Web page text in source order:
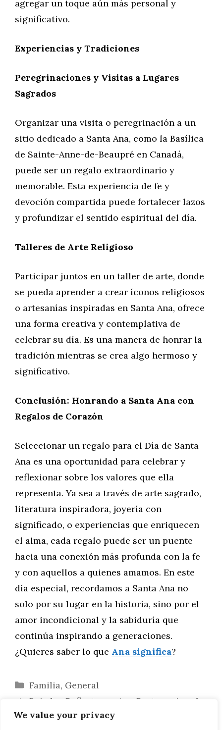
We value your privacy
agregar un toque aún más personal y
significativo.
Experiencias y Tradiciones
Peregrinaciones y Visitas a Lugares
Sagrados
Organizar una visita o peregrinación a un
sitio dedicado a Santa Ana, como la Basílica
de Sainte-Anne-de-Beaupré en Canadá,
puede ser un regalo extraordinario y
memorable. Esta experiencia de fe y
devoción compartida puede fortalecer lazos
y profundizar el sentido espiritual del día.
Talleres de Arte Religioso
Participar juntos en un taller de arte, donde
se pueda aprender a crear íconos religiosos
o artesanías inspiradas en Santa Ana, ofrece
una forma creativa y contemplativa de
celebrar su día. Es una manera de honrar la
tradición mientras se crea algo hermoso y
significativo.
Conclusión: Honrando a Santa Ana con
Regalos de Corazón
Seleccionar un regalo para el Día de Santa
Ana es una oportunidad para celebrar y
reflexionar sobre los valores que ella
representa. Ya sea a través de arte sagrado,
literatura inspiradora, joyería con
significado, o experiencias que enriquecen
el alma, cada regalo puede ser un puente
hacia una conexión más profunda con la fe
y con aquellos a quienes amamos. En este
día especial, recordamos a Santa Ana no
solo por su lugar en la historia, sino por el
amor incondicional y la sabiduría que
continúa inspirando a generaciones.
¿Quieres saber lo que Ana significa?
Categorías
Familia, General
Bajo los Reflectores: Ana Protagoniza el
Escenario